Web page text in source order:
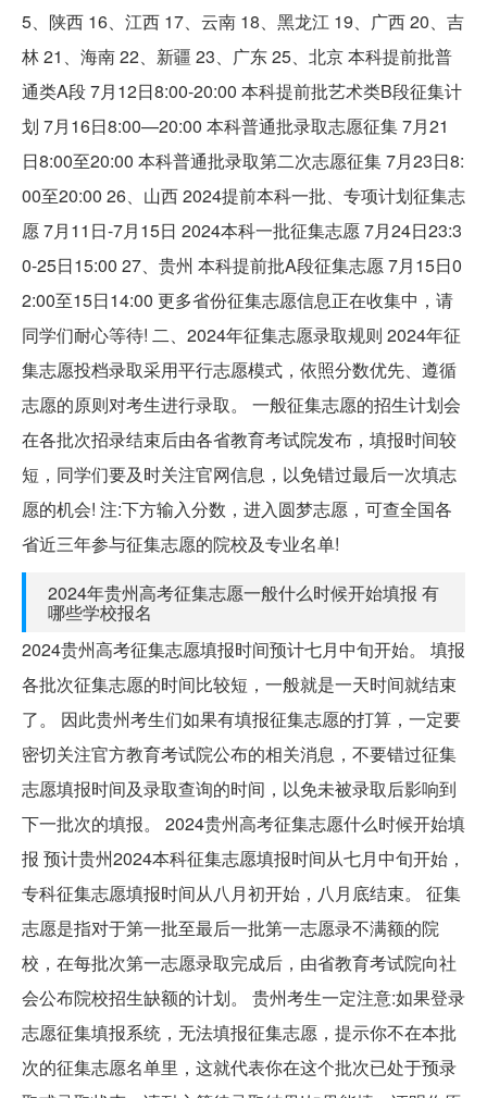
5、陕西 16、江西 17、云南 18、黑龙江 19、广西 20、吉
林 21、海南 22、新疆 23、广东 25、北京 本科提前批普
通类A段 7月12日8:00-20:00 本科提前批艺术类B段征集计
划 7月16日8:00—20:00 本科普通批录取志愿征集 7月21
日8:00至20:00 本科普通批录取第二次志愿征集 7月23日8:
00至20:00 26、山西 2024提前本科一批、专项计划征集志
愿 7月11日-7月15日 2024本科一批征集志愿 7月24日23:3
0-25日15:00 27、贵州 本科提前批A段征集志愿 7月15日0
2:00至15日14:00 更多省份征集志愿信息正在收集中，请
同学们耐心等待! 二、2024年征集志愿录取规则 2024年征
集志愿投档录取采用平行志愿模式，依照分数优先、遵循
志愿的原则对考生进行录取。 一般征集志愿的招生计划会
在各批次招录结束后由各省教育考试院发布，填报时间较
短，同学们要及时关注官网信息，以免错过最后一次填志
愿的机会! 注:下方输入分数，进入圆梦志愿，可查全国各
省近三年参与征集志愿的院校及专业名单!
2024年贵州高考征集志愿一般什么时候开始填报 有
哪些学校报名
2024贵州高考征集志愿填报时间预计七月中旬开始。 填报
各批次征集志愿的时间比较短，一般就是一天时间就结束
了。 因此贵州考生们如果有填报征集志愿的打算，一定要
密切关注官方教育考试院公布的相关消息，不要错过征集
志愿填报时间及录取查询的时间，以免未被录取后影响到
下一批次的填报。 2024贵州高考征集志愿什么时候开始填
报 预计贵州2024本科征集志愿填报时间从七月中旬开始，
专科征集志愿填报时间从八月初开始，八月底结束。 征集
志愿是指对于第一批至最后一批第一志愿录不满额的院
校，在每批次第一志愿录取完成后，由省教育考试院向社
会公布院校招生缺额的计划。 贵州考生一定注意:如果登录
志愿征集填报系统，无法填报征集志愿，提示你不在本批
次的征集志愿名单里，这就代表你在这个批次已处于预录